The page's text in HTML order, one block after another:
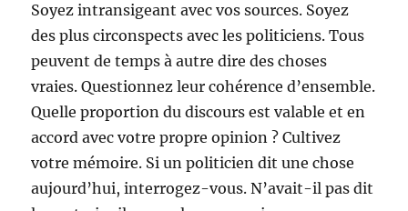
Soyez intransigeant avec vos sources. Soyez
des plus circonspects avec les politiciens. Tous
peuvent de temps à autre dire des choses
vraies. Questionnez leur cohérence d’ensemble.
Quelle proportion du discours est valable et en
accord avec votre propre opinion ? Cultivez
votre mémoire. Si un politicien dit une chose
aujourd’hui, interrogez-vous. N’avait-il pas dit